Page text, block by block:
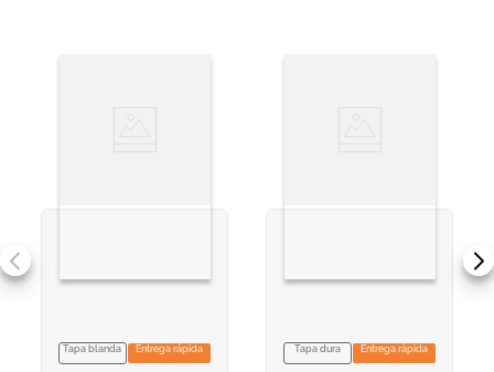
VER INFORMACION
Tapa blanda Entrega rápida
VER INFORMACION
Tapa dura Entrega rápida